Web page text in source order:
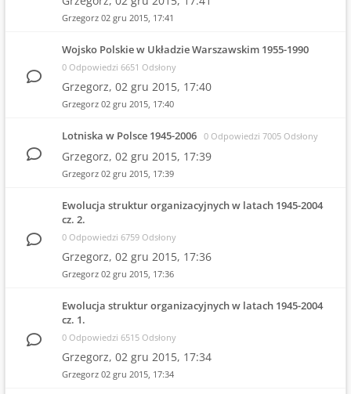
Grzegorz 02 gru 2015, 17:41
Wojsko Polskie w Układzie Warszawskim 1955-1990
0 Odpowiedzi 6651 Odsłony
Grzegorz, 02 gru 2015, 17:40
Grzegorz 02 gru 2015, 17:40
Lotniska w Polsce 1945-2006 0 Odpowiedzi 7005 Odsłony
Grzegorz, 02 gru 2015, 17:39
Grzegorz 02 gru 2015, 17:39
Ewolucja struktur organizacyjnych w latach 1945-2004
cz. 2.
0 Odpowiedzi 6759 Odsłony
Grzegorz, 02 gru 2015, 17:36
Grzegorz 02 gru 2015, 17:36
Ewolucja struktur organizacyjnych w latach 1945-2004
cz. 1.
0 Odpowiedzi 6515 Odsłony
Grzegorz, 02 gru 2015, 17:34
Grzegorz 02 gru 2015, 17:34